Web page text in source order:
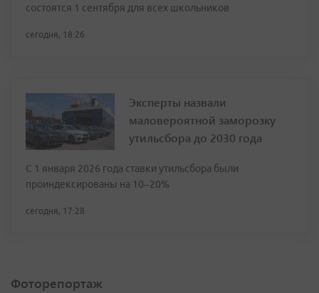
состоятся 1 сентября для всех школьников
сегодня, 18:26
Эксперты назвали
маловероятной заморозку
утильсбора до 2030 года
С 1 января 2026 года ставки утильсбора были
проиндексированы на 10–20%
сегодня, 17:28
Фоторепортаж